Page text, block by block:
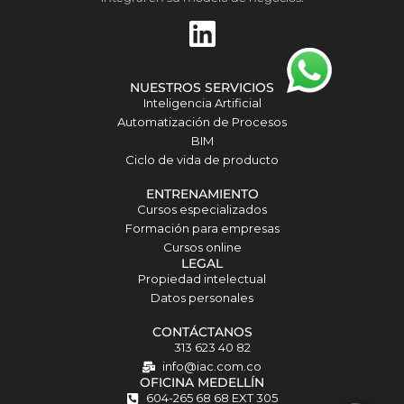
L
i
n
k
e
d
i
n
NUESTROS SERVICIOS
Inteligencia Artificial
Automatización de Procesos
BIM
Ciclo de vida de producto
ENTRENAMIENTO
Cursos especializados
Formación para empresas
Cursos online
LEGAL
Propiedad intelectual
Datos personales
CONTÁCTANOS
313 623 40 82
info@iac.com.co
OFICINA MEDELLÍN
604-265 68 68 EXT 305